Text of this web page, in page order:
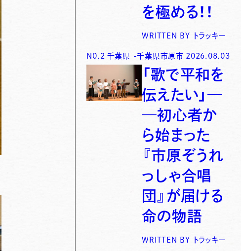
を極める！！
WRITTEN BY トラッキー
N0. 2 千葉県 -千葉県市原市 2026.08.03
「歌で平和を
伝えたい」─
─初心者か
ら始まった
『市原ぞうれ
っしゃ合唱
団』が届ける
命の物語
WRITTEN BY トラッキー